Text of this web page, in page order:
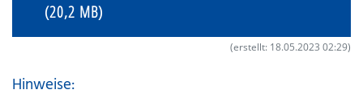
(20,2 MB)
(erstellt: 18.05.2023 02:29)
Hinweise: